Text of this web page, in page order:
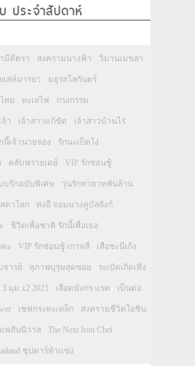
ประจำสัปดาห์
มีตีตรา สงครามนางฟ้า วิมานเมขลา
เล่ห์มารยา มธุรสโลกันตร์
ทย ทะเลไฟ กรงกรรม
า เจ้าสาวแก้ขัด เจ้าสาวบ้านไร่
นี้เจ้านายจอง รักนะเป็ดโง่
คลับฟรายเดย์ VIP รักซ่อนชู้
บรักฉบับพิเศษ วุ่นรักทายาทพันล้าน
ดาโลก ทงอี จอมนางคู่บัลลังก์
ชีวิตเพื่อชาติ รักนี้เพื่อเธอ
ะ VIP รักซ่อนชู้ เกาหลี เสือชะนีเก้ง
จารย์ สุภาพบุรุษสุดซอย ระเบิดเถิดเทิง
มุม x2 2021 เลือดมังกร แรด เป็นต่อ
เชฟกระทะเหล็ก สงครามชีวิตโอชิน
พสันนิวาส The Next Iron Chef
ซุปตาร์ท้าแข่ง